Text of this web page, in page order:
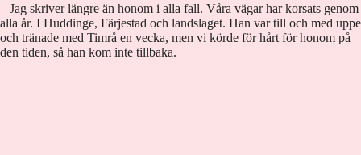
– Jag skriver längre än honom i alla fall. Våra vägar har korsats genom
alla år. I Huddinge, Färjestad och landslaget. Han var till och med uppe
och tränade med Timrå en vecka, men vi körde för hårt för honom på
den tiden, så han kom inte tillbaka.